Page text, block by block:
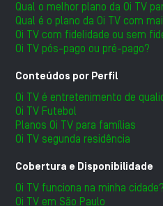
Qual o melhor plano da Oi TV
Qual é o plano da Oi TV com
Oi TV com fidelidade ou sem
Oi TV pós-pago ou pré-pago?
Conteúdos por Perfil
Oi TV é entretenimento de
Oi TV Futebol
Planos Oi TV para famílias
Oi TV segunda residência
Cobertura e Disponibilidade
Oi TV funciona na minha cidade?
Oi TV em São Paulo